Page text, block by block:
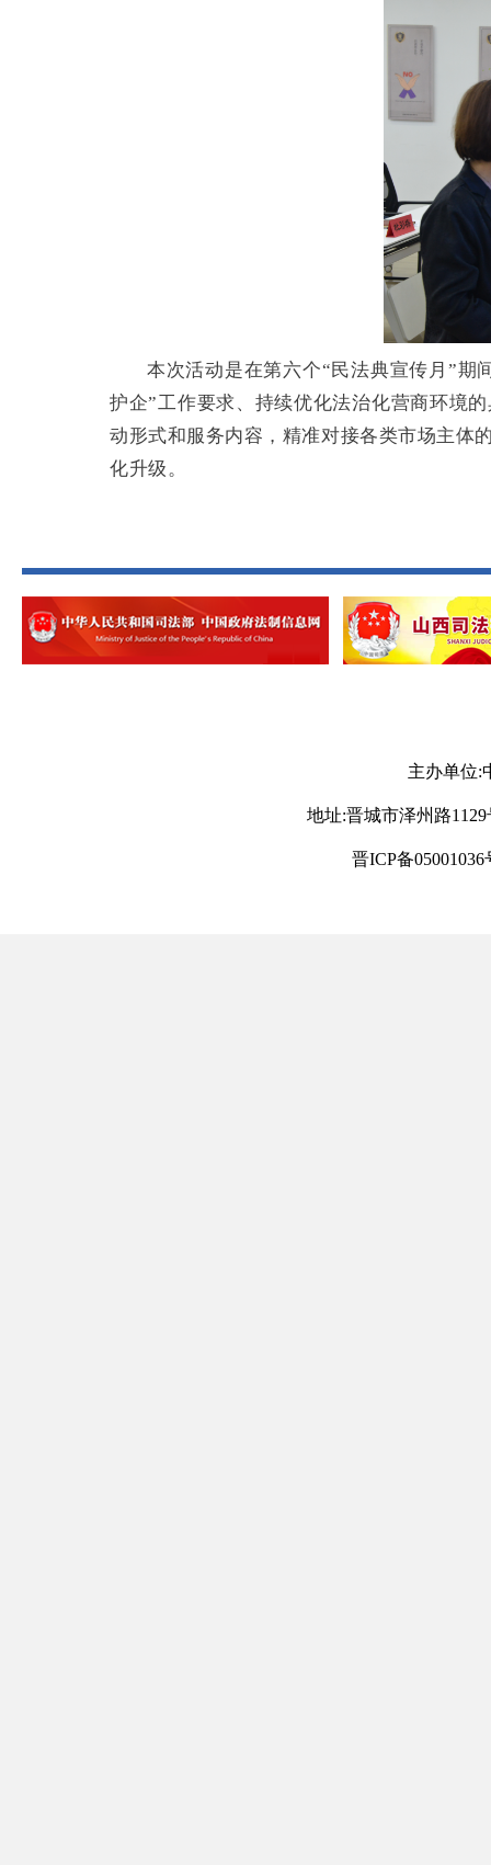
本次活动是在第六个“民法典宣传月”期
护企”工作要求、持续优化法治化营商环境
动形式和服务内容，精准对接各类市场主体
化升级。
主办单位:
地址:晋城市泽州路1129
晋ICP备05001036